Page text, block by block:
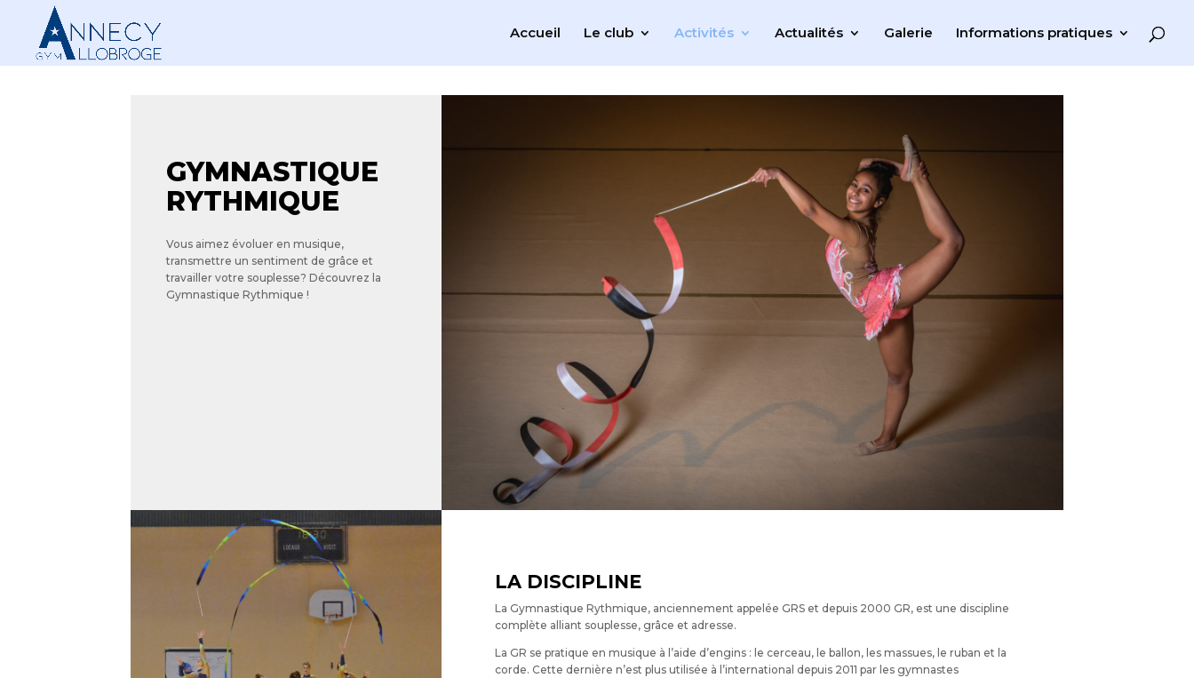
Accueil Le club Activités Actualités Galerie Informations pratiques
GYMNASTIQUE
RYTHMIQUE
Vous aimez évoluer en musique,
transmettre un sentiment de grâce et
travailler votre souplesse? Découvrez la
Gymnastique Rythmique !
LA DISCIPLINE
La Gymnastique Rythmique, anciennement appelée GRS et depuis 2000 GR, est une discipline
complète alliant souplesse, grâce et adresse.
La GR se pratique en musique à l’aide d’engins : le cerceau, le ballon, les massues, le ruban et la
corde. Cette dernière n’est plus utilisée à l’international depuis 2011 par les gymnastes